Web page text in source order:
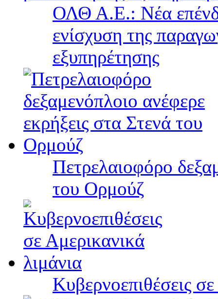
ΟΛΘ Α.Ε.: Νέα
ενίσχυση της
εξυπηρέτησης
Πετρελαιοφόρο
του Ορμούζ
Κυβερνοεπιθέσεις